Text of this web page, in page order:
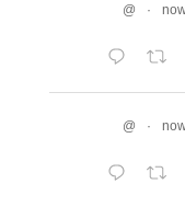
@ ·
@ ·